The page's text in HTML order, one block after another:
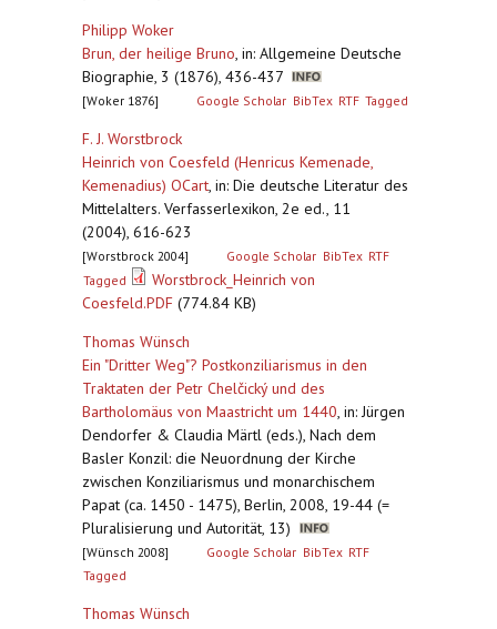
Philipp Woker
Brun, der heilige Bruno, in: Allgemeine Deutsche
Biographie, 3 (1876), 436-437
[Woker 1876] Google Scholar BibTex RTF Tagged
F. J. Worstbrock
Heinrich von Coesfeld (Henricus Kemenade,
Kemenadius) OCart, in: Die deutsche Literatur des
Mittelalters. Verfasserlexikon, 2e ed., 11
(2004), 616-623
[Worstbrock 2004] Google Scholar BibTex RTF
Tagged
Worstbrock_Heinrich von
Coesfeld.PDF (774.84 KB)
Thomas Wünsch
Ein "Dritter Weg"? Postkonziliarismus in den
Traktaten der Petr Chelčický und des
Bartholomäus von Maastricht um 1440, in: Jürgen
Dendorfer & Claudia Märtl (eds.), Nach dem
Basler Konzil: die Neuordnung der Kirche
zwischen Konziliarismus und monarchischem
Papat (ca. 1450 - 1475), Berlin, 2008, 19-44 (=
Pluralisierung und Autorität, 13)
[Wünsch 2008] Google Scholar BibTex RTF
Tagged
Thomas Wünsch